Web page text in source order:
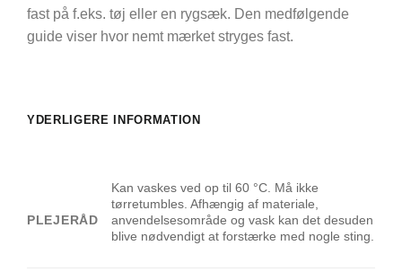
fast på f.eks. tøj eller en rygsæk. Den medfølgende
guide viser hvor nemt mærket stryges fast.
YDERLIGERE INFORMATION
PLEJERÅD
Kan vaskes ved op til 60 °C. Må ikke
tørretumbles. Afhængig af materiale,
anvendelsesområde og vask kan det desuden
blive nødvendigt at forstærke med nogle sting.